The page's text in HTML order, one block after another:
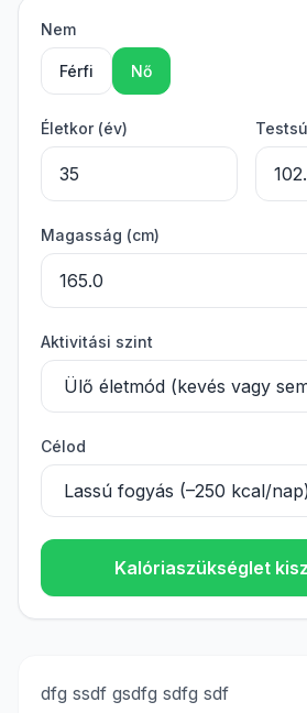
Nem
Férfi Nő
Életkor (év)
Magasság (cm)
Aktivitási szint
Célod
Kalóriaszükséglet
dfg ssdf gsdfg sdfg sdf